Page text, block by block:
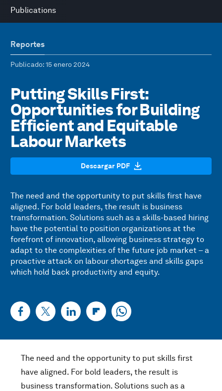
Publications
Reportes
Publicado: 15 enero 2024
Putting Skills First:
Opportunities for Building
Efficient and Equitable
Labour Markets
Descargar PDF
The need and the opportunity to put skills first have
aligned. For bold leaders, the result is business
transformation. Solutions such as a skills-based hiring
have the potential to position organizations at the
forefront of innovation, allowing business strategy to
adapt to the complexities of the future job market – a
proactive attack on labour shortages and skills gaps
which hold back productivity and equity.
The need and the opportunity to put skills first
have aligned. For bold leaders, the result is
business transformation. Solutions such as a